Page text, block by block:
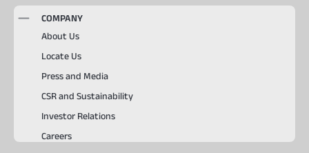
COMPANY
About Us
Locate Us
Press and Media
CSR and Sustainability
Investor Relations
Careers